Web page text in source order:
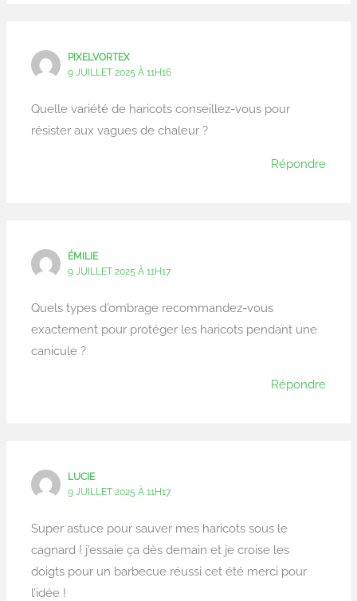
PIXELVORTEX
9 JUILLET 2025 À 11H16
Quelle variété de haricots conseillez-vous pour
résister aux vagues de chaleur ?
Répondre
ÉMILIE
9 JUILLET 2025 À 11H17
Quels types d’ombrage recommandez-vous
exactement pour protéger les haricots pendant une
canicule ?
Répondre
LUCIE
9 JUILLET 2025 À 11H17
Super astuce pour sauver mes haricots sous le
cagnard ! j’essaie ça dès demain et je croise les
doigts pour un barbecue réussi cet été merci pour
l’idée !